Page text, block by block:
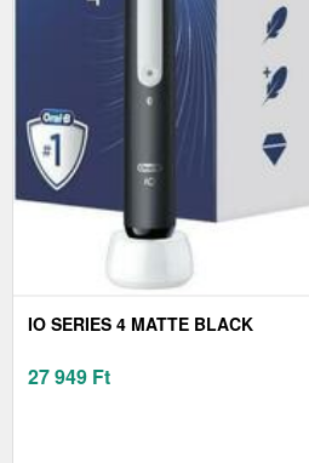
IO SERIES 4 MATTE BLACK
27 949 Ft